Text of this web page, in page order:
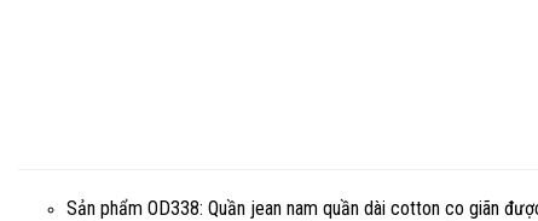
Sản phẩm OD338: Quần jean nam quần dài cotton co giãn